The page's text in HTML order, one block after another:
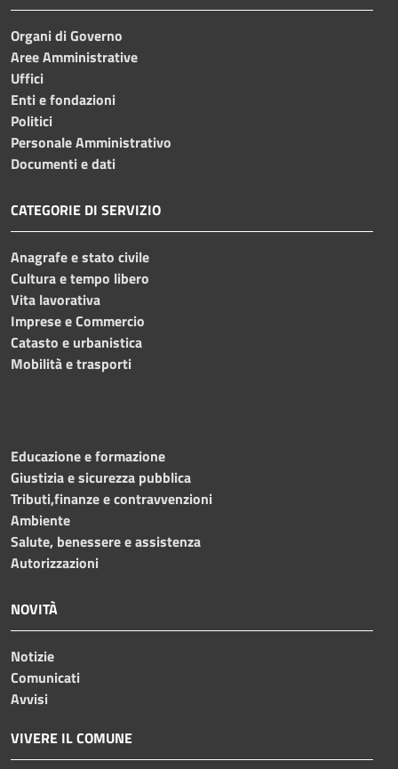
Organi di Governo
Aree Amministrative
Uffici
Enti e fondazioni
Politici
Personale Amministrativo
Documenti e dati
CATEGORIE DI SERVIZIO
Anagrafe e stato civile
Cultura e tempo libero
Vita lavorativa
Imprese e Commercio
Catasto e urbanistica
Mobilità e trasporti
Educazione e formazione
Giustizia e sicurezza pubblica
Tributi,finanze e contravvenzioni
Ambiente
Salute, benessere e assistenza
Autorizzazioni
NOVITÀ
Notizie
Comunicati
Avvisi
VIVERE IL COMUNE